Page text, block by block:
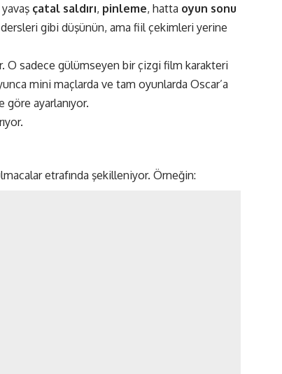
çatal saldırı, pinleme, hatta oyun sonu
gibi düşünün, ama fiil çekimleri yerine
O sadece gülümseyen bir çizgi film karakteri
mini maçlarda ve tam oyunlarda Oscar’a
ayarlanıyor​.
etrafında şekilleniyor. Örneğin: